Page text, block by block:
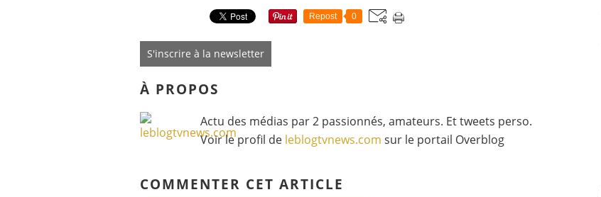
Repost 0
S'inscrire à la newsletter
À PROPOS
Actu des médias par 2 passionnés, amateurs. Et tweets perso.
Voir le profil de leblogtvnews.com sur le portail Overblog
COMMENTER CET ARTICLE